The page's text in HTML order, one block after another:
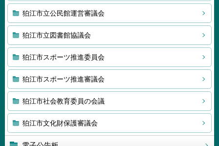
狛江市立公民館運営審議会
狛江市立図書館協議会
狛江市スポーツ推進委員会
狛江市スポーツ推進審議会
狛江市社会教育委員の会議
狛江市文化財保護審議会